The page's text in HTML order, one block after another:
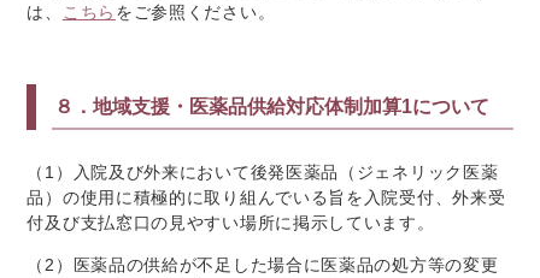
は、
こちら をご参照ください。
８．地域支援・医薬品供給対応体制加算1について
（1）入院及び外来において後発医薬品（ジェネリック医薬
品）の使用に積極的に取り組んでいる旨を入院受付、外来受
付及び支払窓口の見やすい場所に掲示しています。
（2）医薬品の供給が不足した場合に医薬品の処方等の変更